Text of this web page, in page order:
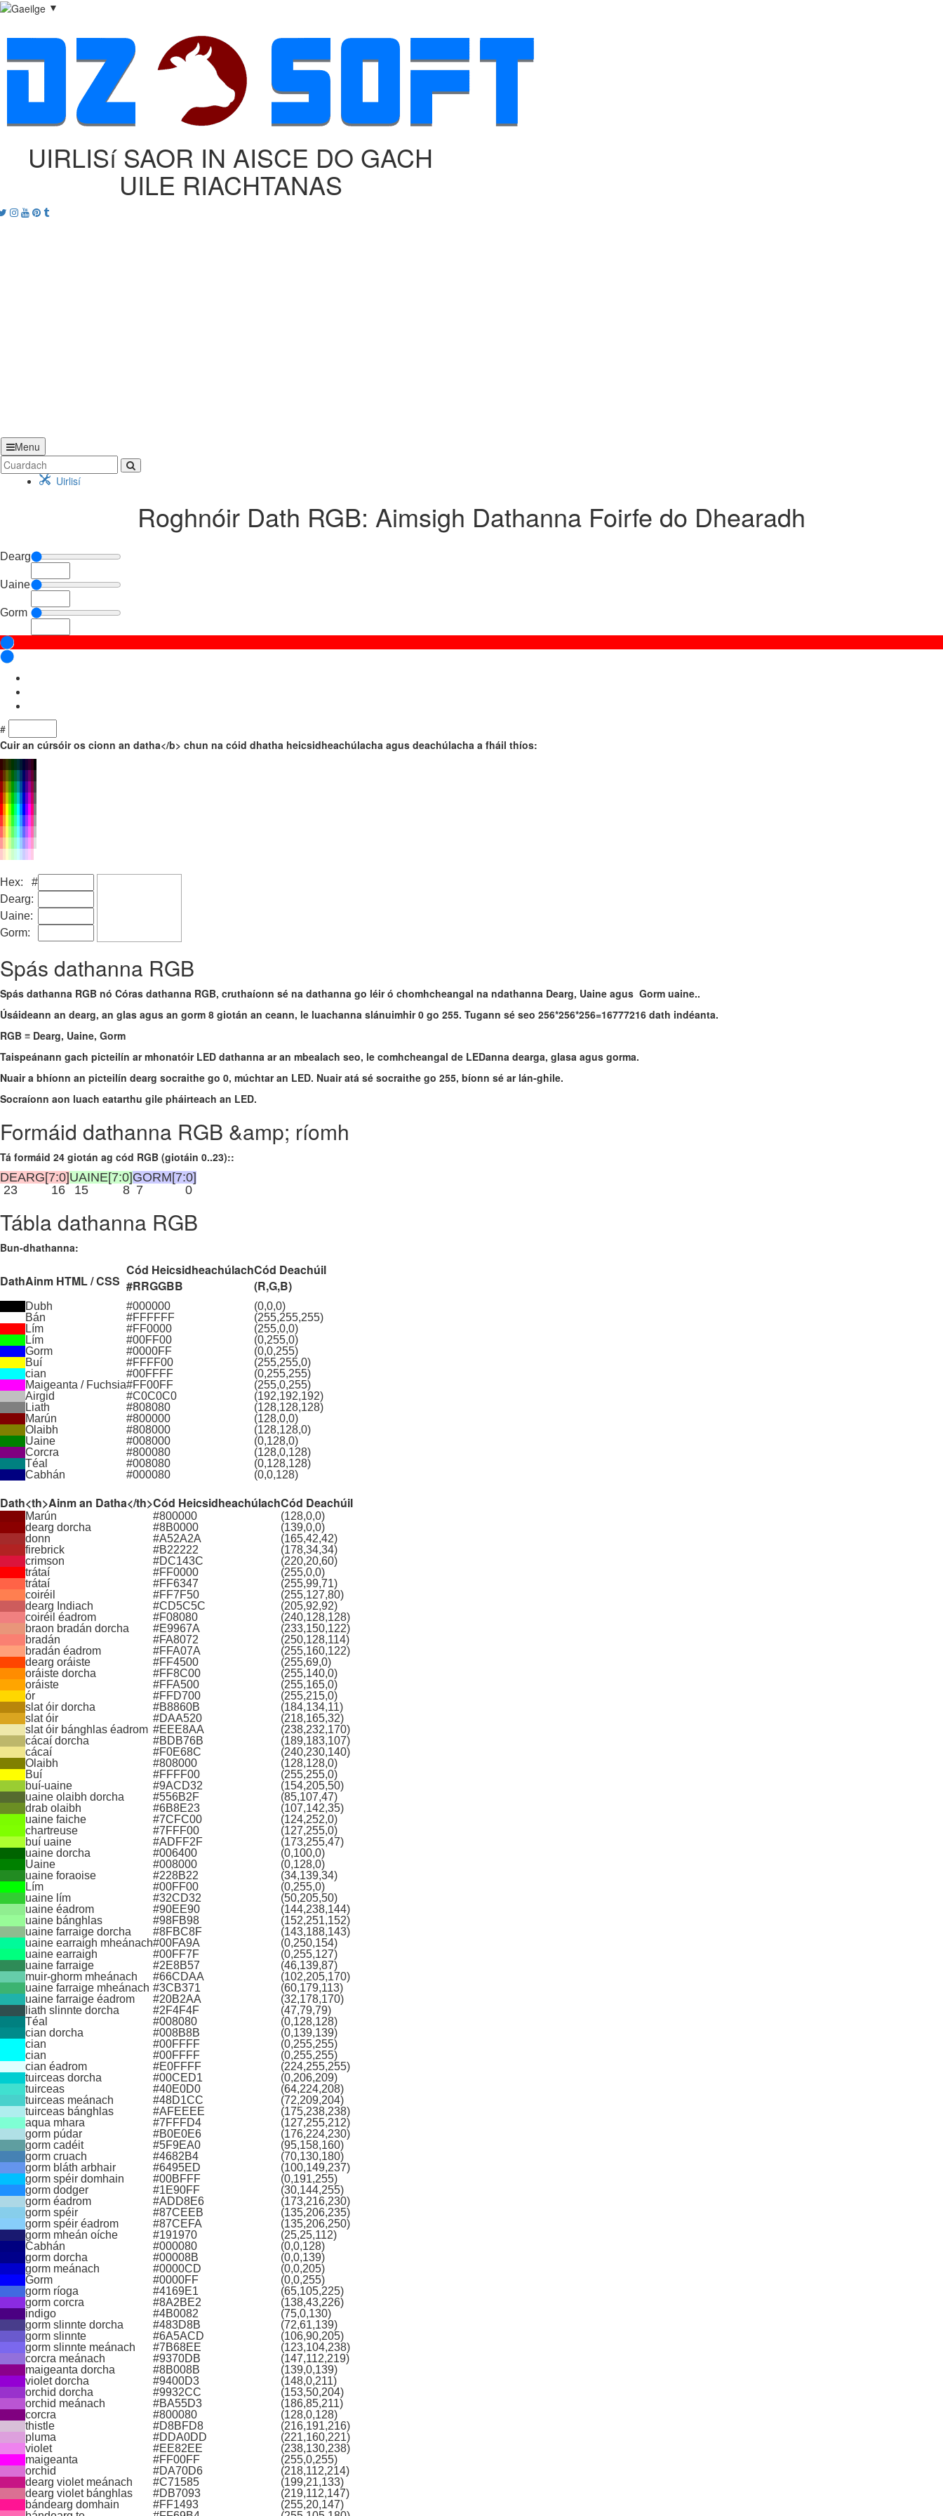
▼
UIRLISí SAOR IN AISCE DO GACH
UILE RIACHTANAS
Twitter
Instagram
Youtube
Pinterest
tumblr
Menu
Uirlisí
Roghnóir Dath RGB: Aimsigh Dathanna Foirfe do Dhearadh
Dearg
Uaine
Gorm
#
Cuir an cúrsóir os cionn an datha</b> chun na cóid dhatha heicsidheachúlacha agus deachúlacha a fháil thíos:
Hex: #
Dearg:
Uaine:
Gorm:
Spás dathanna RGB
Spás dathanna RGB nó Córas dathanna RGB, cruthaíonn sé na dathanna go léir ó chomhcheangal na ndathanna Dearg, Uaine agus Gorm uaine..
Úsáideann an dearg, an glas agus an gorm 8 giotán an ceann, le luachanna slánuimhir 0 go 255. Tugann sé seo 256*256*256=16777216 dath indéanta.
RGB ≡ Dearg, Uaine, Gorm
Taispeánann gach picteilín ar mhonatóir LED dathanna ar an mbealach seo, le comhcheangal de LEDanna dearga, glasa agus gorma.
Nuair a bhíonn an picteilín dearg socraithe go 0, múchtar an LED. Nuair atá sé socraithe go 255, bíonn sé ar lán‑ghile.
Socraíonn aon luach eatarthu gile pháirteach an LED.
Formáid dathanna RGB &amp; ríomh
Tá formáid 24 giotán ag cód RGB (giotáin 0..23)::
DEARG[7:0]UAINE[7:0]GORM[7:0]
23
16 15 8 7 0
Tábla dathanna RGB
Bun‑dhathanna:
DathAinm HTML / CSS
Cód Heicsidheachúlach
#RRGGBB
Cód Deachúil
(R,G,B)
Dubh #000000
(0,0,0)
Bán
#FFFFFF
(255,255,255)
Lím
#FF0000
(255,0,0)
Lím
#00FF00
(0,255,0)
Gorm
#0000FF
(0,0,255)
Buí
#FFFF00
(255,255,0)
cian
#00FFFF
(0,255,255)
Maigeanta / Fuchsia#FF00FF
(255,0,255)
Airgid
#C0C0C0
(192,192,192)
Liath
#808080
(128,128,128)
Marún
#800000
(128,0,0)
Olaibh
#808000
(128,128,0)
Uaine
#008000
(0,128,0)
Corcra
#800080
(128,0,128)
Téal
#008080
(0,128,128)
Cabhán
#000080 (0,0,128)
Dath<th>Ainm an Datha</th>Cód HeicsidheachúlachCód Deachúil
Marún #800000
(128,0,0)
dearg dorcha
#8B0000
(139,0,0)
donn
#A52A2A
(165,42,42)
firebrick
#B22222
(178,34,34)
crimson
#DC143C
(220,20,60)
trátaí
#FF0000
(255,0,0)
trátaí
#FF6347
(255,99,71)
coiréil
#FF7F50
(255,127,80)
dearg Indiach
#CD5C5C
(205,92,92)
coiréil éadrom
#F08080
(240,128,128)
braon bradán dorcha
#E9967A
(233,150,122)
bradán
#FA8072
(250,128,114)
bradán éadrom
#FFA07A
(255,160,122)
dearg oráiste
#FF4500
(255,69,0)
oráiste dorcha
#FF8C00
(255,140,0)
oráiste
#FFA500
(255,165,0)
ór
#FFD700
(255,215,0)
slat óir dorcha
#B8860B
(184,134,11)
slat óir
#DAA520
(218,165,32)
slat óir bánghlas éadrom #EEE8AA
(238,232,170)
cácaí dorcha
#BDB76B
(189,183,107)
cácaí
#F0E68C
(240,230,140)
Olaibh
#808000
(128,128,0)
Buí
#FFFF00
(255,255,0)
buí‑uaine
#9ACD32
(154,205,50)
uaine olaibh dorcha
#556B2F
(85,107,47)
drab olaibh
#6B8E23
(107,142,35)
uaine faiche
#7CFC00
(124,252,0)
chartreuse
#7FFF00
(127,255,0)
buí uaine
#ADFF2F
(173,255,47)
uaine dorcha
#006400
(0,100,0)
Uaine
#008000
(0,128,0)
uaine foraoise
#228B22
(34,139,34)
Lím
#00FF00
(0,255,0)
uaine lím
#32CD32
(50,205,50)
uaine éadrom
#90EE90
(144,238,144)
uaine bánghlas
#98FB98
(152,251,152)
uaine farraige dorcha
#8FBC8F
(143,188,143)
uaine earraigh mheánach#00FA9A
(0,250,154)
uaine earraigh
#00FF7F
(0,255,127)
uaine farraige
#2E8B57
(46,139,87)
muir‑ghorm mheánach
#66CDAA
(102,205,170)
uaine farraige mheánach #3CB371
(60,179,113)
uaine farraige éadrom
#20B2AA
(32,178,170)
liath slinnte dorcha
#2F4F4F
(47,79,79)
Téal
#008080
(0,128,128)
cian dorcha
#008B8B
(0,139,139)
cian
#00FFFF
(0,255,255)
cian
#00FFFF
(0,255,255)
cian éadrom
#E0FFFF
(224,255,255)
tuirceas dorcha
#00CED1
(0,206,209)
tuirceas
#40E0D0
(64,224,208)
tuirceas meánach
#48D1CC
(72,209,204)
tuirceas bánghlas
#AFEEEE
(175,238,238)
aqua mhara
#7FFFD4
(127,255,212)
gorm púdar
#B0E0E6
(176,224,230)
gorm cadéit
#5F9EA0
(95,158,160)
gorm cruach
#4682B4
(70,130,180)
gorm bláth arbhair
#6495ED
(100,149,237)
gorm spéir domhain
#00BFFF
(0,191,255)
gorm dodger
#1E90FF
(30,144,255)
gorm éadrom
#ADD8E6
(173,216,230)
gorm spéir
#87CEEB
(135,206,235)
gorm spéir éadrom
#87CEFA
(135,206,250)
gorm mheán oíche
#191970
(25,25,112)
Cabhán
#000080
(0,0,128)
gorm dorcha
#00008B
(0,0,139)
gorm meánach
#0000CD
(0,0,205)
Gorm
#0000FF
(0,0,255)
gorm ríoga
#4169E1
(65,105,225)
gorm corcra
#8A2BE2
(138,43,226)
indigo
#4B0082
(75,0,130)
gorm slinnte dorcha
#483D8B
(72,61,139)
gorm slinnte
#6A5ACD
(106,90,205)
gorm slinnte meánach
#7B68EE
(123,104,238)
corcra meánach
#9370DB
(147,112,219)
maigeanta dorcha
#8B008B
(139,0,139)
violet dorcha
#9400D3
(148,0,211)
orchid dorcha
#9932CC
(153,50,204)
orchid meánach
#BA55D3
(186,85,211)
corcra
#800080
(128,0,128)
thistle
#D8BFD8
(216,191,216)
pluma
#DDA0DD
(221,160,221)
violet
#EE82EE
(238,130,238)
maigeanta
#FF00FF
(255,0,255)
orchid
#DA70D6
(218,112,214)
dearg violet meánach
#C71585
(199,21,133)
dearg violet bánghlas
#DB7093
(219,112,147)
bándearg domhain
#FF1493
(255,20,147)